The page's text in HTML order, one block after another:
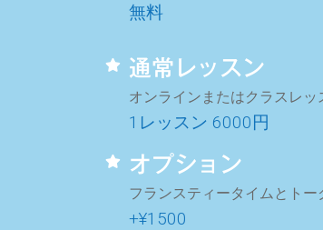
無料
通常レッスン
オンラインまたはクラスレッ
1レッスン 6000円
オプション
フランスティータイムとトー
+¥1500